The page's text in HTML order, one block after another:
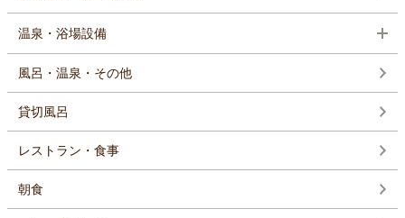
温泉・浴場設備
風呂・温泉・その他
貸切風呂
レストラン・食事
朝食